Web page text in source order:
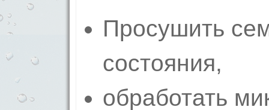
Просушить
состояния,
обработать